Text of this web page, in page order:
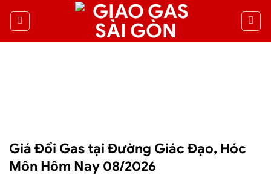
Giá Đổi Gas tại Đường Giác Đạo, Hóc
Môn Hôm Nay 08/2026